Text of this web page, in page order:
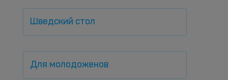
Шведский стол
Для молодоженов